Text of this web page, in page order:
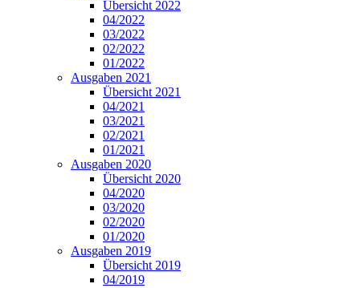
Übersicht 2022
04/2022
03/2022
02/2022
01/2022
Ausgaben 2021
Übersicht 2021
04/2021
03/2021
02/2021
01/2021
Ausgaben 2020
Übersicht 2020
04/2020
03/2020
02/2020
01/2020
Ausgaben 2019
Übersicht 2019
04/2019